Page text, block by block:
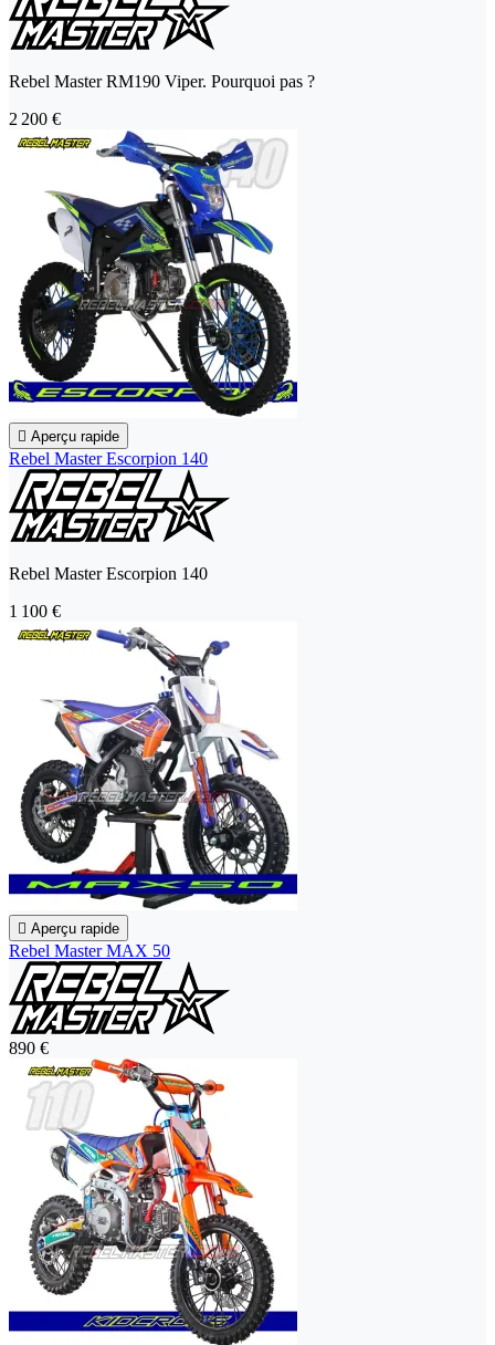
Rebel Master RM190 Viper. Pourquoi pas ?
2 200 €
 Aperçu rapide
Rebel Master Escorpion 140
Rebel Master Escorpion 140
1 100 €
 Aperçu rapide
Rebel Master MAX 50
890 €